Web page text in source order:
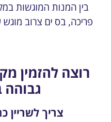
בין המנות המוגשות
פריכה, בס ים צרוב
רוצה להזמין
גבוהה
צריך לשריין